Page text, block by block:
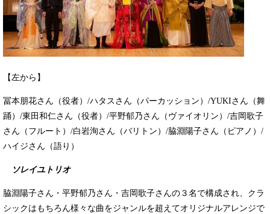
【左から】
冨本朋花さん（役者）/ハタスさん（パーカッション）/YUKIさん（舞
踊）/東田和仁さん（役者）/平野郁乃さん（ヴァイオリン）/吉岡歌子
さん（フルート）/白岩洵さん（バリトン）/脇淵陽子さん（ピアノ）/
ハイジさん（語り）
ソレイユトリオ
脇淵陽子さん・平野郁乃さん・吉岡歌子さんの３名で構成され、クラ
シックはもちろん様々な曲をジャンルを超えてオリジナルアレンジで